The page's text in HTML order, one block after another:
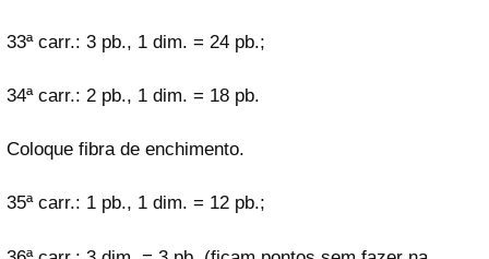
33ª carr.: 3 pb., 1 dim. = 24 pb.;
34ª carr.: 2 pb., 1 dim. = 18 pb.
Coloque fibra de enchimento.
35ª carr.: 1 pb., 1 dim. = 12 pb.;